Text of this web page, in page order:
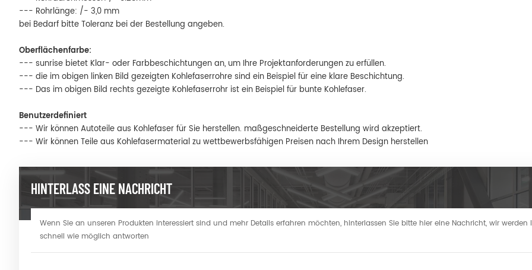
--- Rohrlänge: /- 3,0 mm
bei Bedarf bitte Toleranz bei der Bestellung angeben.
Oberflächenfarbe:
--- sunrise bietet Klar- oder Farbbeschichtungen an, um Ihre Projektanforderungen zu erfüllen.
--- die im obigen linken Bild gezeigten Kohlefaserrohre sind ein Beispiel für eine klare Beschichtung.
--- Das im obigen Bild rechts gezeigte Kohlefaserrohr ist ein Beispiel für bunte Kohlefaser.
Benutzerdefiniert
--- Wir können Autoteile aus Kohlefaser für Sie herstellen. maßgeschneiderte Bestellung wird akzeptiert.
--- Wir können Teile aus Kohlefasermaterial zu wettbewerbsfähigen Preisen nach Ihrem Design herstellen
HINTERLASS EINE NACHRICHT
Wenn Sie an unseren Produkten interessiert sind und mehr Details erfahren möchten, hinterlassen Sie bitte hier eine Nachricht, wir werden
schnell wie möglich antworten